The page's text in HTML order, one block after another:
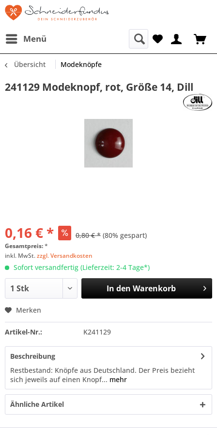
Menü
Übersicht Modeknöpfe
241129 Modeknopf, rot, Größe 14, Dill
0,16 € * 0,80 € * (80% gespart)
Gesamtpreis:*
inkl. MwSt.zzgl. Versandkosten
Sofort versandfertig (Lieferzeit: 2-4 Tage*)
In den Warenkorb
Merken
Artikel-Nr.: K241129
Beschreibung
Restbestand: Knöpfe aus Deutschland. Der Preis bezieht
sich jeweils auf einen Knopf... mehr
Ähnliche Artikel